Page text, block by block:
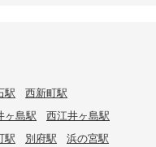
駅
西新町駅
ヶ島駅
西江井ヶ島駅
駅 別府駅
浜の宮駅